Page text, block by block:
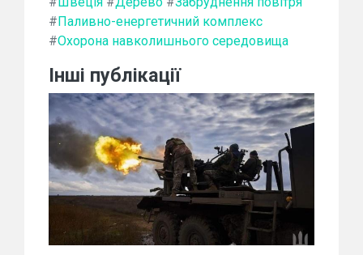
# Паливно-енергетичний комплекс
#Охорона навколишнього середовища
Інші публікації